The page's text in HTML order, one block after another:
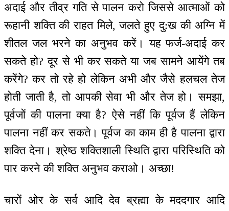
अदाई और तीव्र गति से पालन करो जिससे आत्माओं को
रूहानी शक्ति की राहत मिले, जलते हुए दु:ख की अग्नि में
शीतल जल भरने का अनुभव करें। यह फर्ज-अदाई कर
सकते हो? दूर से भी कर सकते या जब सामने आयेंगे तब
करेंगे? कर तो रहे हो लेकिन अभी और जैसे हलचल तेज
होती जाती है, तो आपकी सेवा भी और तेज हो। समझा,
पूर्वजों की पालना क्या है? ऐसे नहीं कि पूर्वज हैं लेकिन
पालना नहीं कर सकते। पूर्वज का काम ही है पालना द्वारा
शक्ति देना। श्रेष्ठ शक्तिशाली स्थिति द्वारा परिस्थिति को
पार करने की शक्ति अनुभव कराओ। अच्छा!
चारों ओर के सर्व आदि देव ब्रह्मा के मददगार आदि